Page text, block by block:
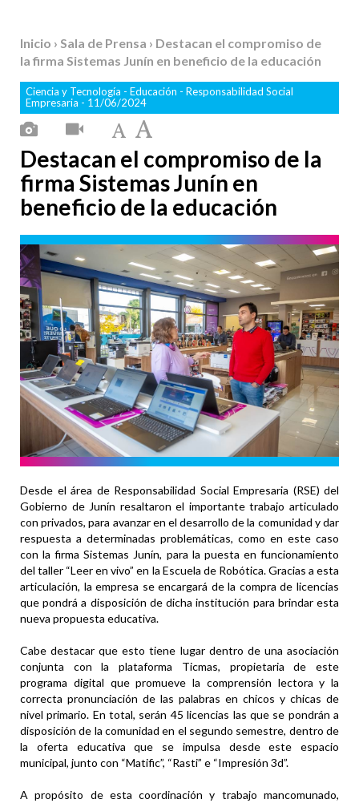
Inicio › Sala de Prensa › Destacan el compromiso de
la firma Sistemas Junín en beneficio de la educación
Ciencia y Tecnología - Educación - Responsabilidad Social
Empresaria - 11/06/2024
Destacan el compromiso de la
firma Sistemas Junín en
beneficio de la educación
Desde el área de Responsabilidad Social Empresaria (RSE) del
Gobierno de Junín resaltaron el importante trabajo articulado
con privados, para avanzar en el desarrollo de la comunidad y dar
respuesta a determinadas problemáticas, como en este caso
con la firma Sistemas Junín, para la puesta en funcionamiento
del taller “Leer en vivo” en la Escuela de Robótica. Gracias a esta
articulación, la empresa se encargará de la compra de licencias
que pondrá a disposición de dicha institución para brindar esta
nueva propuesta educativa.
Cabe destacar que esto tiene lugar dentro de una asociación
conjunta con la plataforma Ticmas, propietaria de este
programa digital que promueve la comprensión lectora y la
correcta pronunciación de las palabras en chicos y chicas de
nivel primario. En total, serán 45 licencias las que se pondrán a
disposición de la comunidad en el segundo semestre, dentro de
la oferta educativa que se impulsa desde este espacio
municipal, junto con “Matific”, “Rasti” e “Impresión 3d”.
A propósito de esta coordinación y trabajo mancomunado,